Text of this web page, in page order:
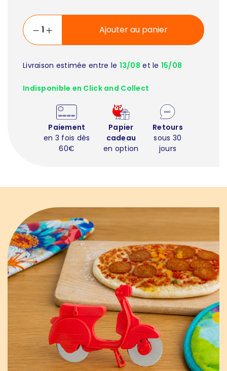
Ajouter au panier
Livraison estimée entre le 13/08 et le 15/08
Indisponible en Click and Collect
Paiement
en 3 fois dès
60€
Papier
cadeau
en option
Retours
sous 30
jours